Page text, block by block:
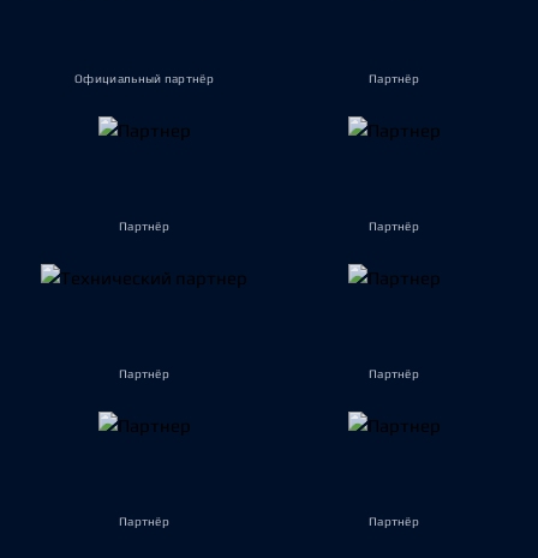
Официальный партнёр Партнёр
Партнёр Партнёр
Партнёр Партнёр
Партнёр Партнёр